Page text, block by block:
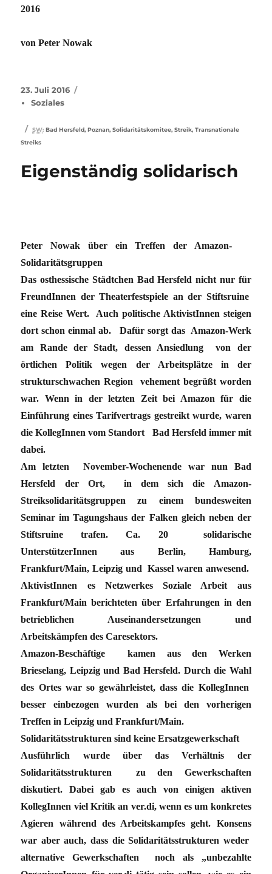
2016
von Peter Nowak
Veröffentlicht
am
23. Juli 2016
Soziales
Schlagwörter
SW: Bad Hersfeld,Poznan,Solidaritätskomitee,Streik,Transnationale
Streiks
Eigenständig solidarisch
Peter Nowak über ein Treffen der Amazon-
Solidaritätsgruppen
Das osthessische Städtchen Bad Hersfeld nicht nur für
FreundInnen der Theaterfestspiele an der Stiftsruine
eine Reise Wert. Auch politische AktivistInnen steigen
dort schon einmal ab. Dafür sorgt das Amazon-Werk
am Rande der Stadt, dessen Ansiedlung von der
örtlichen Politik wegen der Arbeitsplätze in der
strukturschwachen Region vehement begrüßt worden
war. Wenn in der letzten Zeit bei Amazon für die
Einführung eines Tarifvertrags gestreikt wurde, waren
die KollegInnen vom Standort Bad Hersfeld immer mit
dabei.
Am letzten November-Wochenende war nun Bad
Hersfeld der Ort, in dem sich die Amazon-
Streiksolidaritätsgruppen zu einem bundesweiten
Seminar im Tagungshaus der Falken gleich neben der
Stiftsruine trafen. Ca. 20 solidarische
UnterstützerInnen aus Berlin, Hamburg,
Frankfurt/Main, Leipzig und Kassel waren anwesend.
AktivistInnen es Netzwerkes Soziale Arbeit aus
Frankfurt/Main berichteten über Erfahrungen in den
betrieblichen Auseinandersetzungen und
Arbeitskämpfen des Caresektors.
Amazon-Beschäftige kamen aus den Werken
Brieselang, Leipzig und Bad Hersfeld. Durch die Wahl
des Ortes war so gewährleistet, dass die KollegInnen
besser einbezogen wurden als bei den vorherigen
Treffen in Leipzig und Frankfurt/Main.
Solidaritätsstrukturen sind keine Ersatzgewerkschaft
Ausführlich wurde über das Verhältnis der
Solidaritätsstrukturen zu den Gewerkschaften
diskutiert. Dabei gab es auch von einigen aktiven
KollegInnen viel Kritik an ver.di, wenn es um konkretes
Agieren während des Arbeitskampfes geht. Konsens
war aber auch, dass die Solidaritätsstrukturen weder
alternative Gewerkschaften noch als „unbezahlte